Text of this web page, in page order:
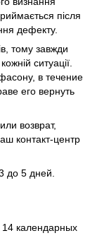
після
дефекту.
тому завжди
ситуації.
в течение
его вернуть
возврат,
контакт-центр
до 5 дней.
14 календарных